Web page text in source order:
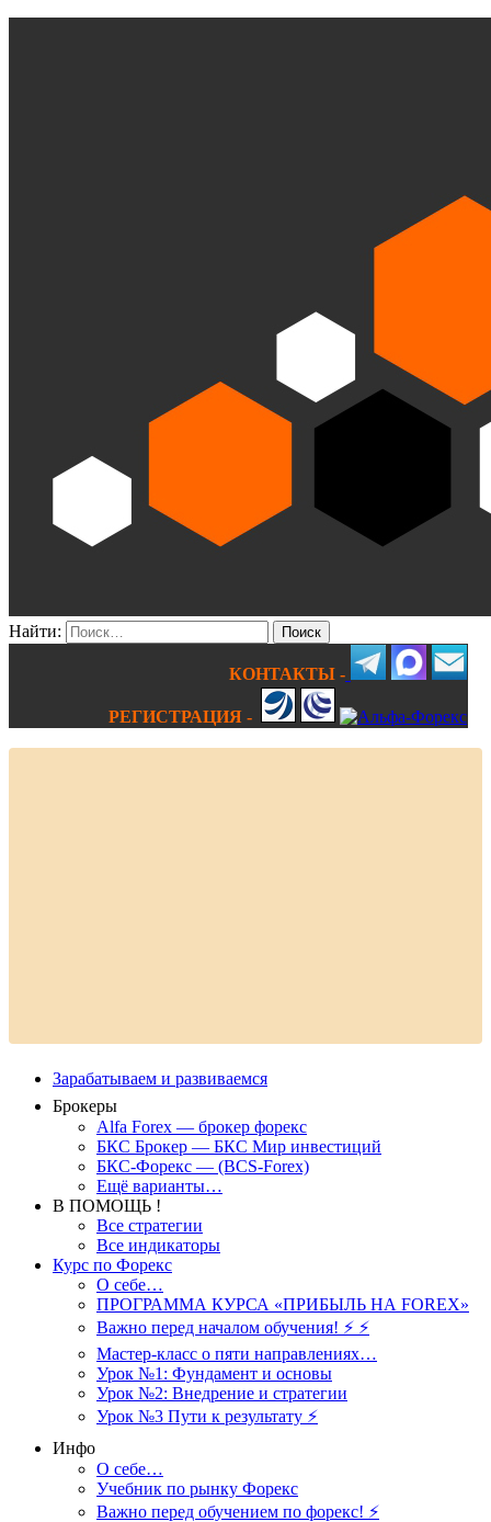
Найти:
КОНТАКТЫ -
РЕГИСТРАЦИЯ -
Зарабатываем и развиваемся
Брокеры
Alfa Forex — брокер форекс
БКС Брокер — БКС Мир инвестиций
БКС-Форекс — (BCS-Forex)
Ещё варианты…
В ПОМОЩЬ !
Все стратегии
Все индикаторы
Курс по Форекс
О себе…
ПРОГРАММА КУРСА «ПРИБЫЛЬ НА FOREX»
Важно перед началом обучения! ⚡ ⚡
Мастер-класс о пяти направлениях…
Урок №1: Фундамент и основы
Урок №2: Внедрение и стратегии
Урок №3 Пути к результату ⚡️
Инфо
О себе…
Учебник по рынку Форекс
Важно перед обучением по форекс! ⚡